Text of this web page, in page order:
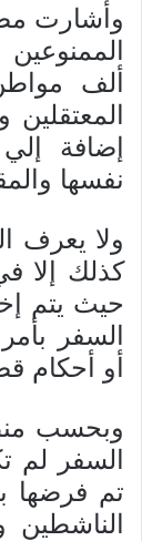
وأشارت
ألف
المعتقلين
إضافة
نفسها
ولا يعرف
كذلك إلا
حيث يتم
السفر
أو أحكام
وبحسب
السفر لم
تم فرضها
الناشطين